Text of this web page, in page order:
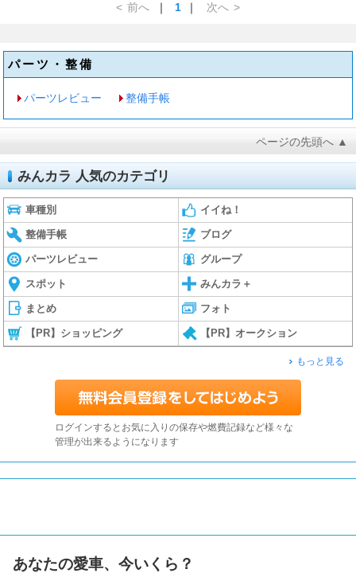
< 前へ ｜ 1 ｜ 次へ >
パーツ・整備
パーツレビュー 整備手帳
ページの先頭へ ▲
みんカラ 人気のカテゴリ
車種別 イイね！
整備手帳 ブログ
パーツレビュー グループ
スポット みんカラ＋
まとめ フォト
【PR】ショッピング 【PR】オークション
もっと見る
ログインするとお気に入りの保存や燃費記録など様々な
管理が出来るようになります
あなたの愛車、今いくら？